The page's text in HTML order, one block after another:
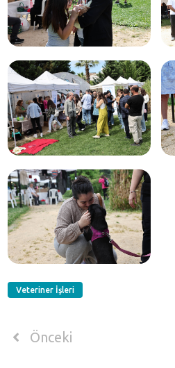
Veteriner İşleri
Önceki